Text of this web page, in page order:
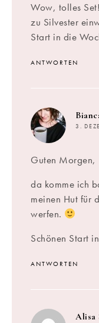
Wow, tolles
zu Silvester
Start in die
ANTWORTEN
3.
Guten Morgen,
da komme ich
meinen Hut für
werfen.
Schönen Start
ANTWORTEN
Alisa